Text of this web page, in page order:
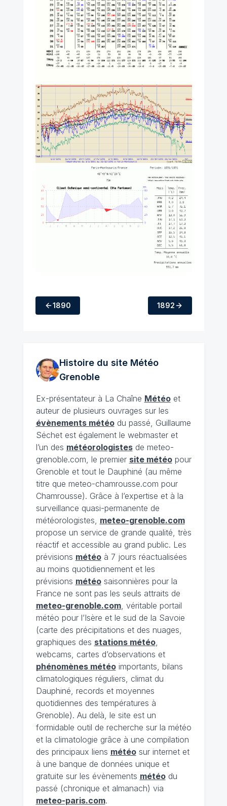
1890 1892
Histoire du site Météo
Grenoble
Ex-présentateur à La Chaîne Météoet
auteur de plusieurs ouvrages sur les
évènements météodu passé, Guillaume
Séchet est également le webmaster et
l’un des météorologistesde meteo-
grenoble.com, le premier site météopour
Grenoble et tout le Dauphiné (au même
titre que meteo-chamrousse.com pour
Chamrousse). Grâce à l’expertise et à la
surveillance quasi-permanente de
météorologistes, meteo-grenoble.com
propose un service de grande qualité, très
réactif et accessible au grand public. Les
prévisions météoà 7 jours réactualisées
au moins quotidiennement et les
prévisions météosaisonnières pour la
France ne sont pas les seuls attraits de
meteo-grenoble.com, véritable portail
météo pour l’Isère et le sud de la Savoie
(carte des précipitations et des nuages,
graphiques des stations météo,
webcams, cartes d’observations et
phénomènes météoimportants, bilans
climatologiques réguliers, climat du
Dauphiné, records et moyennes
quotidiennes des températures à
Grenoble). Au delà, le site est un
formidable outil de recherche sur la météo
et la climatologie grâce à une compilation
des principaux liens météosur internet et
à une banque de données unique et
gratuite sur les évènements météodu
passé (chronique et almanach) via
meteo-paris.com.